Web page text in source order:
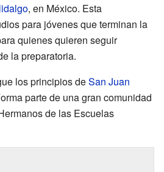
, en México. Esta
para jóvenes que terminan la
quienes quieren seguir
la preparatoria.
los principios deSan Juan
parte de una gran comunidad
de las Escuelas